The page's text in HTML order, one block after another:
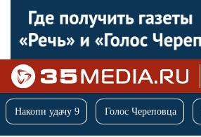
Накопи удачу 9 Голос Череповца